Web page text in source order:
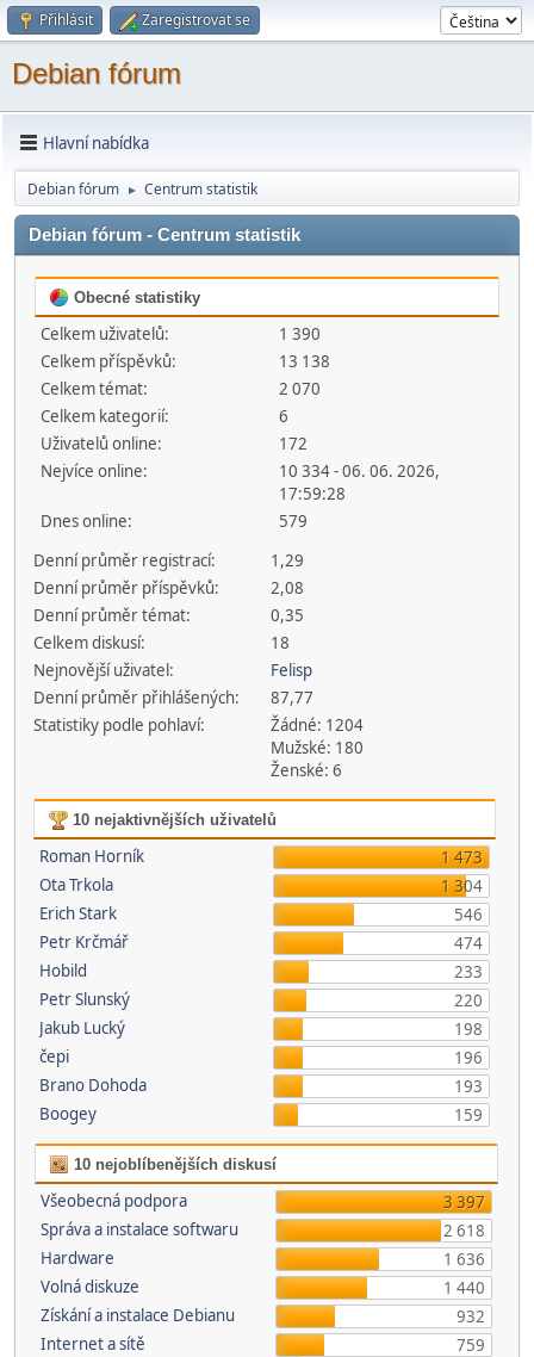
Přihlásit Zaregistrovat se
Debian fórum
Hlavní nabídka
Debian fórum ► Centrum statistik
Debian fórum - Centrum statistik
Obecné statistiky
Celkem uživatelů:
1 390
Celkem příspěvků:
13 138
Celkem témat:
2 070
Celkem kategorií:
6
Uživatelů online:
172
Nejvíce online:
10 334 - 06. 06. 2026,
17:59:28
Dnes online:
579
Denní průměr registrací:
1,29
Denní průměr příspěvků:
2,08
Denní průměr témat:
0,35
Celkem diskusí:
18
Nejnovější uživatel:
Felisp
Denní průměr přihlášených:
87,77
Statistiky podle pohlaví:
Žádné: 1204
Mužské: 180
Ženské: 6
10 nejaktivnějších uživatelů
Roman Horník
1 473
Ota Trkola
1 304
Erich Stark
546
Petr Krčmář
474
Hobild
233
Petr Slunský
220
Jakub Lucký
198
čepi
196
Brano Dohoda
193
Boogey
159
10 nejoblíbenějších diskusí
Všeobecná podpora
3 397
Správa a instalace softwaru
2 618
Hardware
1 636
Volná diskuze
1 440
Získání a instalace Debianu
932
Internet a sítě
759